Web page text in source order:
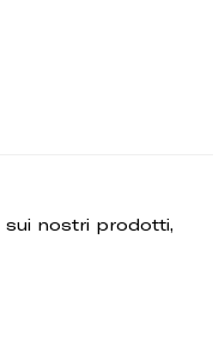
sui nostri prodotti,